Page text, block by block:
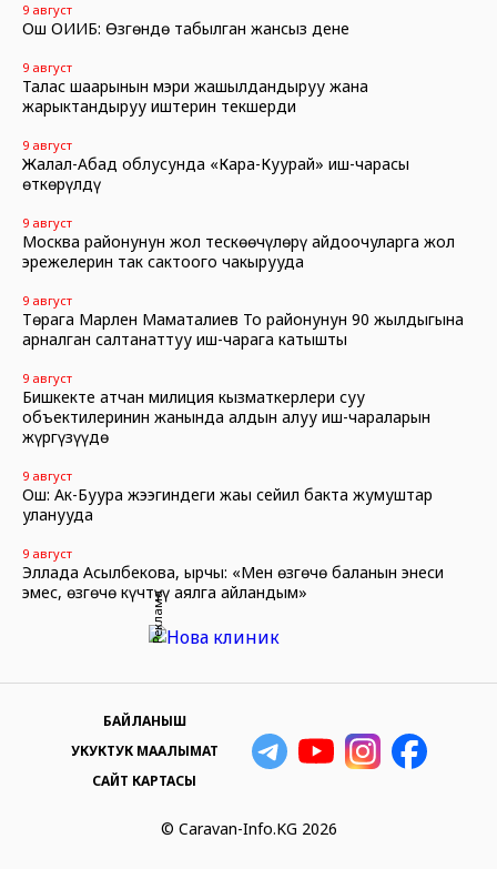
9 август
Ош ОИИБ: Өзгөндө табылган жансыз дене
9 август
Талас шаарынын мэри жашылдандыруу жана
жарыктандыруу иштерин текшерди
9 август
Жалал-Абад облусунда «Кара-Куурай» иш-чарасы
өткөрүлдү
9 август
Москва районунун жол тескөөчүлөрү айдоочуларга жол
эрежелерин так сактоого чакырууда
9 август
Төрага Марлен Маматалиев Тоң районунун 90 жылдыгына
арналган салтанаттуу иш-чарага катышты
9 август
Бишкекте атчан милиция кызматкерлери суу
объектилеринин жанында алдын алуу иш-чараларын
жүргүзүүдө
9 август
Ош: Ак-Буура жээгиндеги жаңы сейил бакта жумуштар
уланууда
9 август
Эллада Асылбекова, ырчы: «Мен өзгөчө баланын энеси
эмес, өзгөчө күчтүү аялга айландым»
Реклама
© Caravan-Info.KG 2026
БАЙЛАНЫШ
УКУКТУК МААЛЫМАТ
САЙТ КАРТАСЫ